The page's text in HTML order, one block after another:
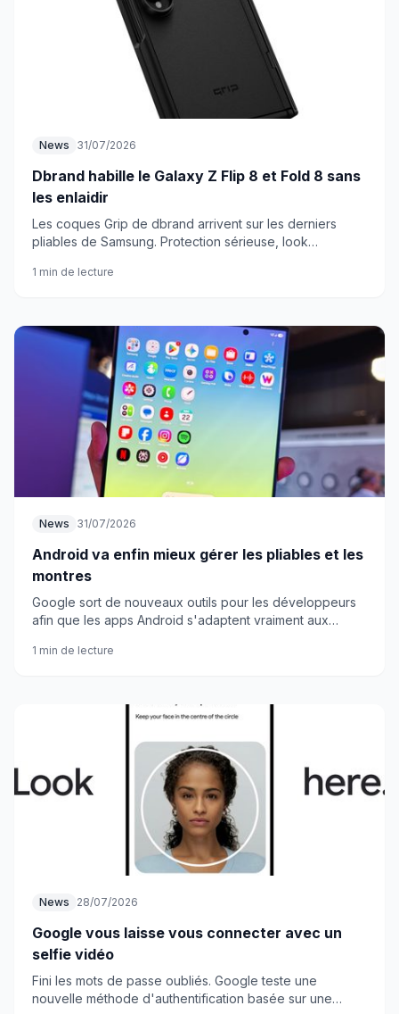
News 31/07/2026
Dbrand habille le Galaxy Z Flip 8 et Fold 8 sans
les enlaidir
Les coques Grip de dbrand arrivent sur les derniers
pliables de Samsung. Protection sérieuse, look
1 min de lecture
News 31/07/2026
Android va enfin mieux gérer les pliables et les
montres
Google sort de nouveaux outils pour les développeurs
afin que les apps Android s'adaptent vraiment aux
pour les utilisateurs.
1 min de lecture
News 28/07/2026
Google vous laisse vous connecter avec un
selfie vidéo
Fini les mots de passe oubliés. Google teste une
nouvelle méthode d'authentification basée sur une